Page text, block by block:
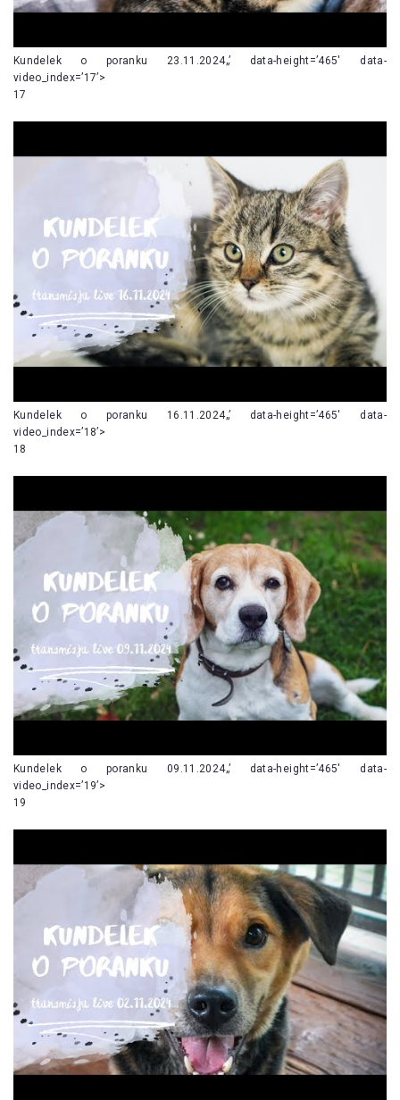
Kundelek o poranku 23.11.2024„’ data-height=’465′ data-
video_index=’17’>
17
Kundelek o poranku 16.11.2024„’ data-height=’465′ data-
video_index=’18’>
18
Kundelek o poranku 09.11.2024„’ data-height=’465′ data-
video_index=’19’>
19